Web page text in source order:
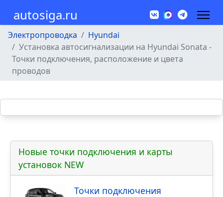
autosiga.ru
Электропроводка
Hyundai
Установка автосигнализации на Hyundai Sonata -
Точки подключения, расположение и цвета
проводов
Новые точки подключения и карты
установок NEW
Точки подключения